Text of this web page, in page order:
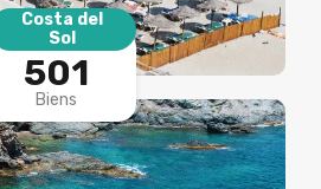
Costa del
Sol
501
Biens